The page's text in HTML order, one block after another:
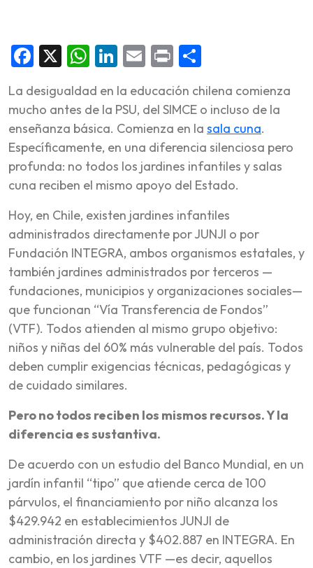
Facebook
X WhatsApp
LinkedIn
Email
Print
La desigualdad en la educación chilena comienza
mucho antes de la PSU, del SIMCE o incluso de la
enseñanza básica. Comienza en la sala cuna.
Específicamente, en una diferencia silenciosa pero
profunda: no todos los jardines infantiles y salas
cuna reciben el mismo apoyo del Estado.
Hoy, en Chile, existen jardines infantiles
administrados directamente por JUNJI o por
Fundación INTEGRA, ambos organismos estatales, y
también jardines administrados por terceros —
fundaciones, municipios y organizaciones sociales—
que funcionan “Vía Transferencia de Fondos”
(VTF). Todos atienden al mismo grupo objetivo:
niños y niñas del 60% más vulnerable del país. Todos
deben cumplir exigencias técnicas, pedagógicas y
de cuidado similares.
Pero no todos reciben los mismos recursos. Y la
diferencia es sustantiva.
De acuerdo con un estudio del Banco Mundial, en un
jardín infantil “tipo” que atiende cerca de 100
párvulos, el financiamiento por niño alcanza los
$429.942 en establecimientos JUNJI de
administración directa y $402.887 en INTEGRA. En
cambio, en los jardines VTF —es decir, aquellos